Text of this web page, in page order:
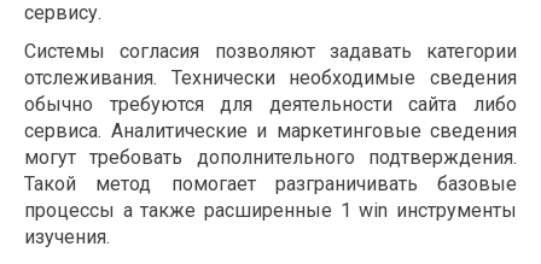
сервису.
Системы согласия позволяют задавать категории
отслеживания. Технически необходимые сведения
обычно требуются для деятельности сайта либо
сервиса. Аналитические и маркетинговые сведения
могут требовать дополнительного подтверждения.
Такой метод помогает разграничивать базовые
процессы а также расширенные 1 win инструменты
изучения.